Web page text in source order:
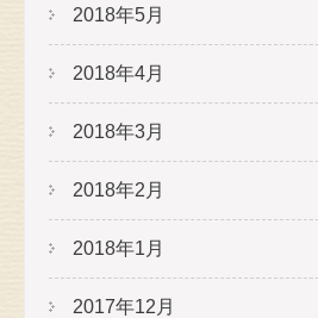
2018年5月
2018年4月
2018年3月
2018年2月
2018年1月
2017年12月